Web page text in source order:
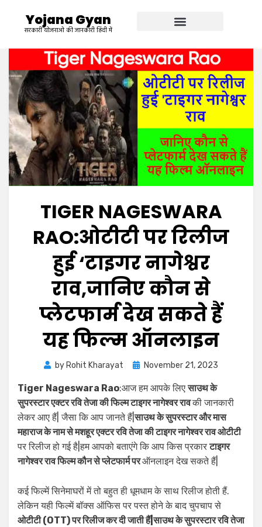
Yojana Gyan
सरकारी योजनाओ की जानकारी हिंदी में
TIGER NAGESWARA
RAO:ओटीटी पर रिलीज
हुई ‘टाइगर नागेश्वर
राव,जानिए कौन से
प्लेटफार्म देख सकते हैं
यह फिल्म ऑनलाइन
by Rohit Kharayat November 21, 2023
Tiger Nageswara Rao:आज हम आपके लिएसाउथ के
सुपरस्टार एक्टर रवि तेजा की फिल्म टाइगर नागेश्वर रावकी जानकारी
लेकर आए हैं| जैसा कि आप जानते हैं|साउथ के सुपरस्टार और मास
महाराज के नाम से मशहूर एक्टर रवि तेजा की टाइगर नागेश्वर राव ओटीटी
पर रिलीज हो गई है|हम आपको बताएंगे कि आप किस प्रकारटाइगर
नागेश्वर राव फिल्म कौन से प्लेटफार्म परऑनलाइन देख सकते हैं|
कई फिल्में सिनेमाघरों में तो बहुत ही धूमधाम के साथ रिलीज होती हैं.
लेकिन यही फिल्में बॉक्स ऑफिस पर पस्त होने के बाद चुपचाप से
ओटीटी (OTT) पर रिलीज कर दी जाती हैं|साउथ के सुपरस्टार रवि तेजा